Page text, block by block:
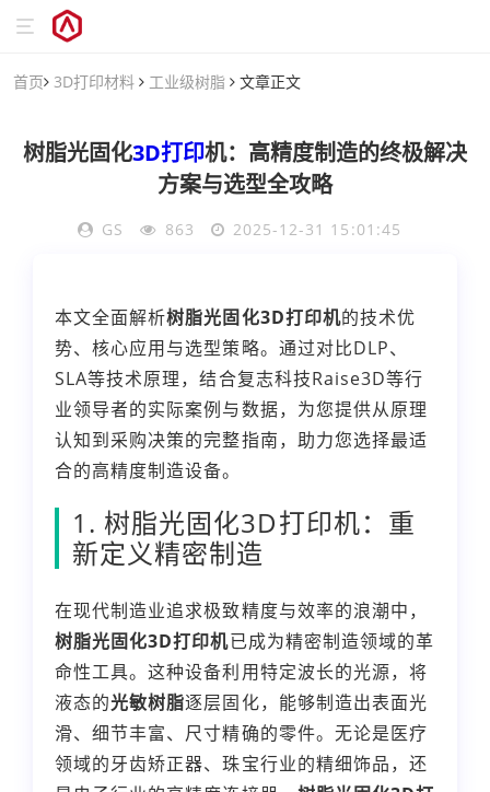
首页 3D打印材料 工业级树脂 文章正文
树脂光固化3D打印机：高精度制造的终极解决
方案与选型全攻略
GS 863 2025-12-31 15:01:45
本文全面解析树脂光固化3D打印机的技术优
势、核心应用与选型策略。通过对比DLP、
SLA等技术原理，结合复志科技Raise3D等行
业领导者的实际案例与数据，为您提供从原理
认知到采购决策的完整指南，助力您选择最适
合的高精度制造设备。
1. 树脂光固化3D打印机：重
新定义精密制造
在现代制造业追求极致精度与效率的浪潮中，
树脂光固化3D打印机已成为精密制造领域的革
命性工具。这种设备利用特定波长的光源，将
液态的光敏树脂逐层固化，能够制造出表面光
滑、细节丰富、尺寸精确的零件。无论是医疗
领域的牙齿矫正器、珠宝行业的精细饰品，还